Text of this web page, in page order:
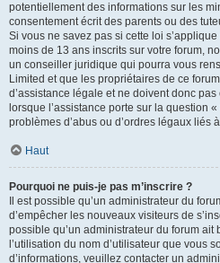
potentiellement des informations sur les
consentement écrit des parents ou des
Si vous ne savez pas si cette loi
moins de 13 ans inscrits sur votre forum,
un conseiller juridique qui pourra vous
Limited et que les propriétaires de ce
d’assistance légale et ne doivent donc
lorsque l’assistance porte sur la question
problèmes d’abus ou d’ordres légaux liés
Haut
Pourquoi ne puis-je pas m’inscrire ?
Il est possible qu’un administrateur du
d’empêcher les nouveaux visiteurs de
possible qu’un administrateur du forum
l’utilisation du nom d’utilisateur que vous
d’informations, veuillez contacter un